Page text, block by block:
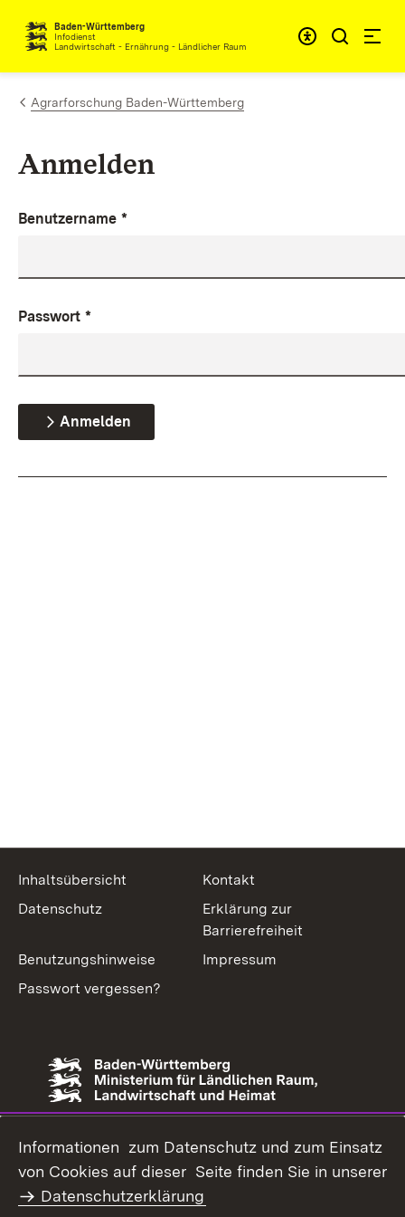
Zum Inhalt springen
Baden-Württemberg
Infodienst
Landwirtschaft - Ernährung - Ländlicher Raum
Agrarforschung Baden-Württemberg
Anmelden
Benutzername *
Passwort *
Anmelden
Inhaltsübersicht
Kontakt
Datenschutz
Erklärung zur
Barrierefreiheit
Benutzungshinweise
Impressum
Passwort vergessen?
Informationen zum Datenschutz und zum Einsatz
von Cookies auf dieser Seite finden Sie in unserer
Datenschutzerklärung